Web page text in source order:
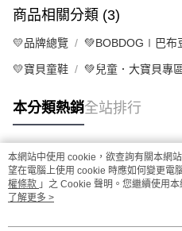
商品相關分類 (3)
💛品牌總覽 💚BOBDOG∣巴布
💛寶貝童鞋 💚兒童．大寶貝專
本分類熱銷全站排行
熱門標籤
本網站中使用 cookie，欲查詢有關本網
望在電腦上使用 cookie 時應如何變更電
權條款 」之 Cookie 聲明。您繼續使用
用條款之 Cookie 聲明使用 cookie。
了解更多 >